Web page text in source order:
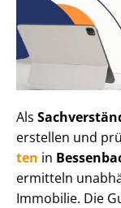
Als
erstellen und
ten in
ermitteln
Immobilie. Die